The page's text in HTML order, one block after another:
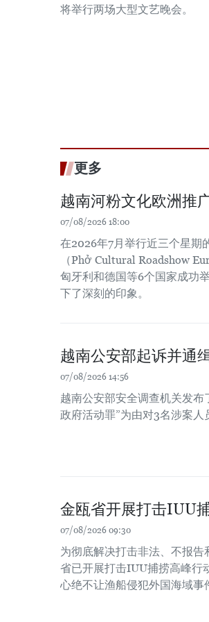
将举行两场大型文艺晚会。
更多
越南河粉文化欧洲推
07/08/2026 18:00
在2026年7月举行近三个星期
（Phở Cultural Roadshow
匈牙利和德国等6个国家成功
下了深刻的印象。
越南公安部起诉并通
07/08/2026 14:56
越南公安部安全调查机关发
政府活动罪”为由对3名涉案人
金瓯省开展打击IUU
07/08/2026 09:30
为彻底解决打击非法、不报
省已开展打击IUU捕捞高峰行
心绝不让渔船侵犯外国海域事